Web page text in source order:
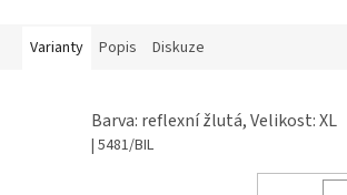
Varianty Popis Diskuze
Barva: reflexní žlutá, Velikost: XL
| 5481/BIL